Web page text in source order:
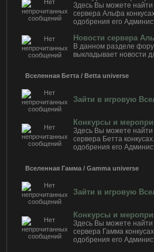
Здесь Вы можете
сервера Альфа
одобрения его
Новости сервера
В данном разделе
выкладывает новости
Вселенная Бетта / Betta universe
Зайти в игровую
Конкурсы и
Здесь Вы можете
сервера Бетта
одобрения его
Вселенная Гамма / Gamma universe
Зайти в игровую
Конкурсы и
Здесь Вы можете
сервера Гамма
одобрения его